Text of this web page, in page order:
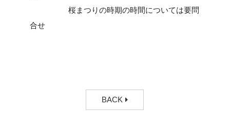
桜まつりの時期の時間については要問
合せ
BACK